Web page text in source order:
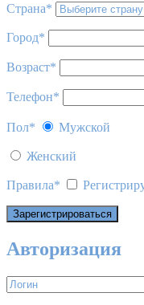
Страна*
Город*
Возраст*
Телефон*
Пол* Мужской
Женский
Правила*
Авторизация